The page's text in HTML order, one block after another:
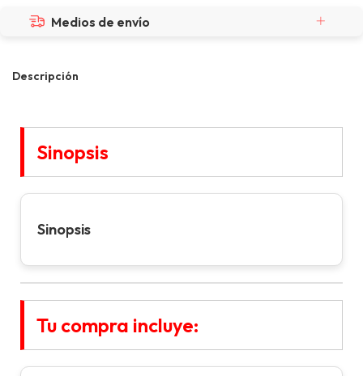
Medios de envío
Descripción
Sinopsis
Sinopsis
Tu compra incluye: